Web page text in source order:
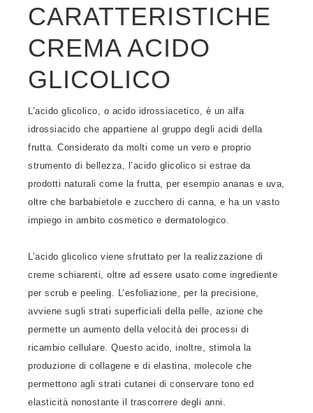
CARATTERISTICHE
CREMA ACIDO
GLICOLICO
L’acido glicolico, o acido idrossiacetico, è un alfa
idrossiacido che appartiene al gruppo degli acidi della
frutta. Considerato da molti come un vero e proprio
strumento di bellezza, l’acido glicolico si estrae da
prodotti naturali come la frutta, per esempio ananas e uva,
oltre che barbabietole e zucchero di canna, e ha un vasto
impiego in ambito cosmetico e dermatologico.
L’acido glicolico viene sfruttato per la realizzazione di
creme schiarenti, oltre ad essere usato come ingrediente
per scrub e peeling. L’esfoliazione, per la precisione,
avviene sugli strati superficiali della pelle, azione che
permette un aumento della velocità dei processi di
ricambio cellulare. Questo acido, inoltre, stimola la
produzione di collagene e di elastina, molecole che
permettono agli strati cutanei di conservare tono ed
elasticità nonostante il trascorrere degli anni.